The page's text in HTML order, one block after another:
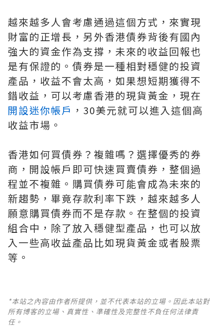
越來越多人會考慮通過這個方式，來實現
財富的正增長，另外香港債券背後有國內
強大的資金作為支撐，未來的收益回報也
是有保證的。債券是一種相對穩健的投資
產品，收益不會太高，如果想短期獲得不
錯收益，可以考慮香港的現貨黃金，現在
開設迷你帳戶 ，30美元就可以進入這個高
收益市場。
香港如何買債券？複雜嗎？選擇優秀的券
商，開設帳戶即可快速買賣債券，整個過
程並不複雜。購買債券可能會成為未來的
新趨勢，畢竟存款利率下跌，越來越多人
願意購買債券而不是存款。在整個的投資
組合中，除了放入穩健型產品，也可以放
入一些高收益產品比如現貨黃金或者股票
等。
*本站之內容由作者所提供，並不代表本站的立場。因此本站對
所有博客的立場、真實性、準確性及完整性不負任何法律責
任。